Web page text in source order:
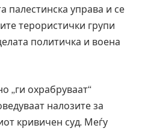
палестинска управа и се
терористички групи
политичка и воена
„ги охрабруваат“
налозите за
кривичен суд. Меѓу